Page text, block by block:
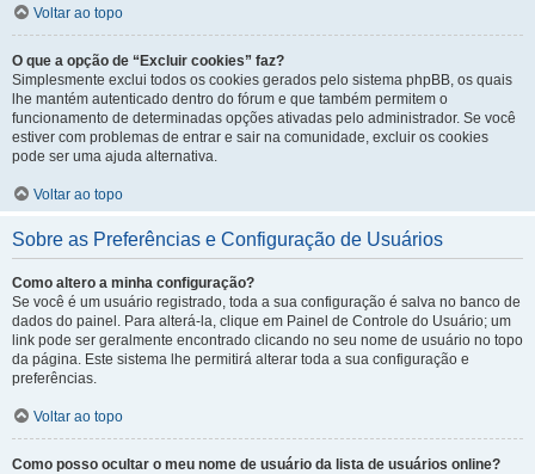
Voltar ao topo
O que a opção de “Excluir cookies” faz?
Simplesmente exclui todos os cookies gerados pelo sistema phpBB, os quais
lhe mantém autenticado dentro do fórum e que também permitem o
funcionamento de determinadas opções ativadas pelo administrador. Se você
estiver com problemas de entrar e sair na comunidade, excluir os cookies
pode ser uma ajuda alternativa.
Voltar ao topo
Sobre as Preferências e Configuração de Usuários
Como altero a minha configuração?
Se você é um usuário registrado, toda a sua configuração é salva no banco de
dados do painel. Para alterá-la, clique em Painel de Controle do Usuário; um
link pode ser geralmente encontrado clicando no seu nome de usuário no topo
da página. Este sistema lhe permitirá alterar toda a sua configuração e
preferências.
Voltar ao topo
Como posso ocultar o meu nome de usuário da lista de usuários online?